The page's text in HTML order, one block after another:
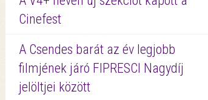
Cinefest
A Csendes barát az év legjobb
filmjének járó FIPRESCI Nagydíj
jelöltjei között